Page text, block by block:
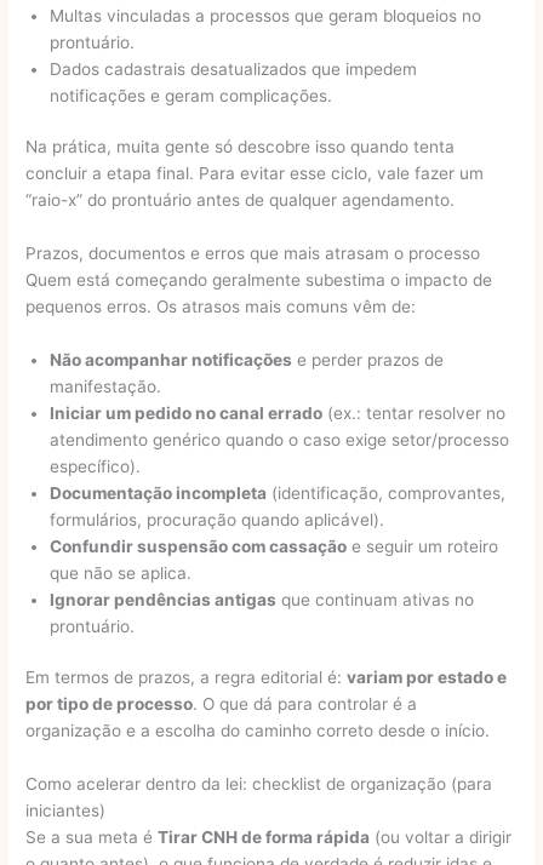
Multas vinculadas a processos que geram bloqueios no
prontuário.
Dados cadastrais desatualizados que impedem
notificações e geram complicações.
Na prática, muita gente só descobre isso quando tenta
concluir a etapa final. Para evitar esse ciclo, vale fazer um
“raio-x” do prontuário antes de qualquer agendamento.
Prazos, documentos e erros que mais atrasam o processo
Quem está começando geralmente subestima o impacto de
pequenos erros. Os atrasos mais comuns vêm de:
Não acompanhar notificações e perder prazos de
manifestação.
Iniciar um pedido no canal errado (ex.: tentar resolver no
atendimento genérico quando o caso exige setor/processo
específico).
Documentação incompleta (identificação, comprovantes,
formulários, procuração quando aplicável).
Confundir suspensão com cassação e seguir um roteiro
que não se aplica.
Ignorar pendências antigas que continuam ativas no
prontuário.
Em termos de prazos, a regra editorial é:variam por estado e
por tipo de processo. O que dá para controlar é a
organização e a escolha do caminho correto desde o início.
Como acelerar dentro da lei: checklist de organização (para
iniciantes)
Se a sua meta éTirar CNH de forma rápida (ou voltar a dirigir